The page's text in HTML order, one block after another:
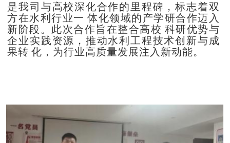
是我司与高校深化合作的里程碑，标志着双
方在水利行业一 体化领域的产学研合作迈入
新阶段。此次合作旨在整合高校 科研优势与
企业实践资源，推动水利工程技术创新与成
果转 化，为行业高质量发展注入新动能。